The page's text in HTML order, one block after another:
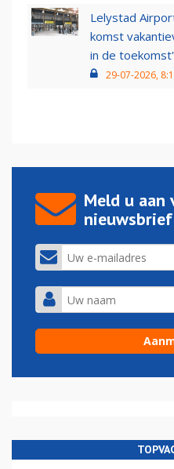
Lelystad
komst
in de toekomst'
29-07-2026,
Meld u aan
nieuwsbrief